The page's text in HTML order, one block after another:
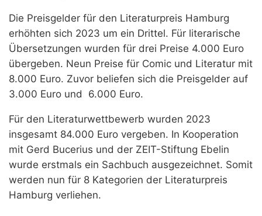
Die Preisgelder für den Literaturpreis Hamburg
erhöhten sich 2023 um ein Drittel. Für literarische
Übersetzungen wurden für drei Preise 4.000 Euro
übergeben. Neun Preise für Comic und Literatur mit
8.000 Euro. Zuvor beliefen sich die Preisgelder auf
3.000 Euro und 6.000 Euro.
Für den Literaturwettbewerb wurden 2023
insgesamt 84.000 Euro vergeben. In Kooperation
mit Gerd Bucerius und der ZEIT-Stiftung Ebelin
wurde erstmals ein Sachbuch ausgezeichnet. Somit
werden nun für 8 Kategorien der Literaturpreis
Hamburg verliehen.